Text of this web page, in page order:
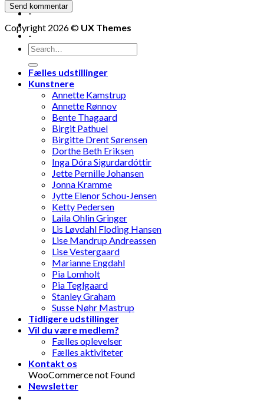
-
-
Copyright 2026 © UX Themes
Fælles udstillinger
Kunstnere
Annette Kamstrup
Annette Rønnov
Bente Thagaard
Birgit Pathuel
Birgitte Drent Sørensen
Dorthe Beth Eriksen
Inga Dóra Sigurdardóttir
Jette Pernille Johansen
Jonna Kramme
Jytte Elenor Schou-Jensen
Ketty Pedersen
Laila Ohlin Gringer
Lis Løvdahl Floding Hansen
Lise Mandrup Andreassen
Lise Vestergaard
Marianne Engdahl
Pia Lomholt
Pia Teglgaard
Stanley Graham
Susse Nøhr Mastrup
Tidligere udstillinger
Vil du være medlem?
Fælles oplevelser
Fælles aktiviteter
Kontakt os
WooCommerce not Found
Newsletter